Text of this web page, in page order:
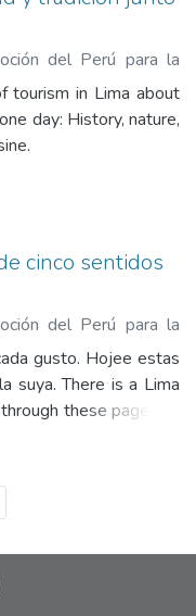
del Perú para la
, 2016-07)
del Perú para la
tourism in Lima about
day: History, nature,
cinco sentidos
del Perú para la
,2016)Comisión
para la Exportación
gusto. Hojee estas
suya. There is a Lima
these pages to